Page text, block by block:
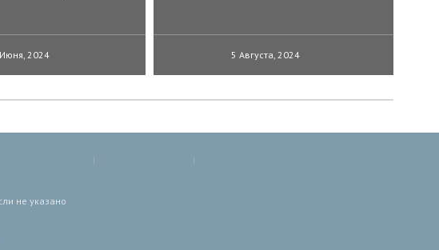
2024 5 Августа, 2024
не указано